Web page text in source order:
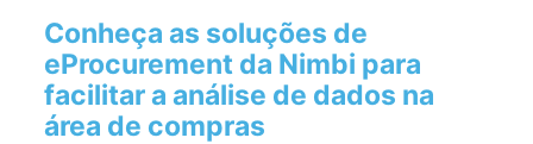
Conheça as soluções de
eProcurement da Nimbi para
facilitar a análise de dados na
área de compras